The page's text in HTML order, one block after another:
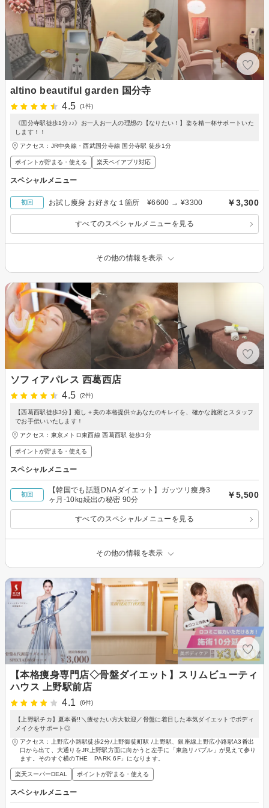
altino beautiful garden 国分寺
4.5
(1件)
《国分寺駅徒歩1分♪♪》お一人お一人の理想の【なりたい！】姿を精一杯サポートいた
します！！
アクセス：JR中央線・西武国分寺線 国分寺駅 徒歩1分
ポイントが貯まる・使える 楽天ペイアプリ対応
スペシャルメニュー
初回 お試し痩身 お好きな１箇所 ¥6600 → ¥3300 ￥3,300
すべてのスペシャルメニューを見る
その他の情報を表示
ソフィアパレス 西葛西店
4.5
(2件)
【西葛西駅徒歩3分】癒し＋美の本格提供☆あなたのキレイを、確かな施術とスタッフ
でお手伝いいたします！
アクセス：東京メトロ東西線 西葛西駅 徒歩3分
ポイントが貯まる・使える
スペシャルメニュー
初回
【韓国でも話題DNAダイエット】ガッツリ痩身3
ヶ月-10kg続出の秘密 90分
￥5,500
すべてのスペシャルメニューを見る
その他の情報を表示
【本格痩身専門店◇骨盤ダイエット】スリムビューティ
ハウス 上野駅前店
4.1
(6件)
【上野駅チカ】夏本番!!＼痩せたい方大歓迎／骨盤に着目した本気ダイエットでボディ
メイクをサポート◎
アクセス：上野広小路駅徒歩2分/上野御徒町駅 /上野駅、銀座線上野広小路駅A3番出
口から出て、大通りをJR上野駅方面に向かうと左手に「東急リバブル」が見えて参り
ます。そのすぐ横のTHE PARK 6F」になります。
楽天スーパーDEAL ポイントが貯まる・使える
スペシャルメニュー